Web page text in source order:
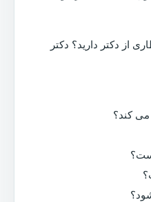
از دکتر دارید؟ دکتر
می کند؟